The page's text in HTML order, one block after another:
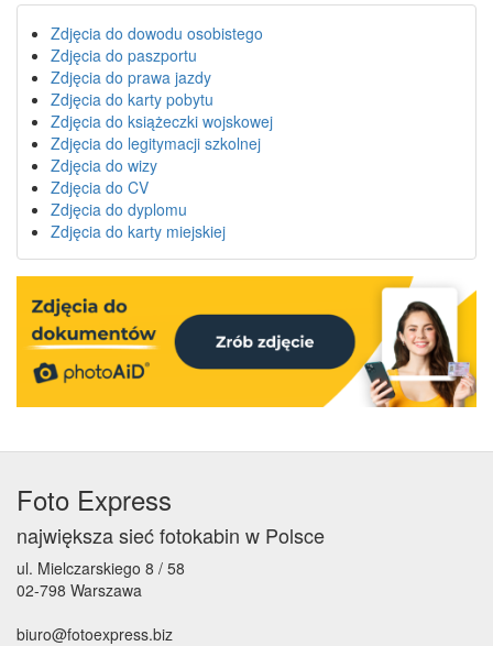
Zdjęcia do dowodu osobistego
Zdjęcia do paszportu
Zdjęcia do prawa jazdy
Zdjęcia do karty pobytu
Zdjęcia do książeczki wojskowej
Zdjęcia do legitymacji szkolnej
Zdjęcia do wizy
Zdjęcia do CV
Zdjęcia do dyplomu
Zdjęcia do karty miejskiej
Foto Express
największa sieć fotokabin w Polsce
ul. Mielczarskiego 8 / 58
02-798 Warszawa
biuro@fotoexpress.biz